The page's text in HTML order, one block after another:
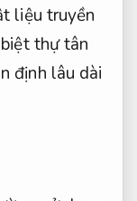
liệu truyền
thự tân
định lâu dài